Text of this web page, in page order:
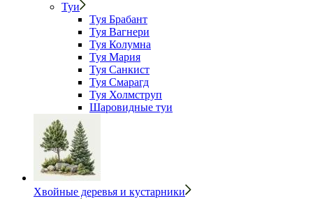
Туи
Туя Брабант
Туя Вагнери
Туя Колумна
Туя Мария
Туя Санкист
Туя Смарагд
Туя Холмструп
Шаровидные туи
Хвойные деревья и кустарники